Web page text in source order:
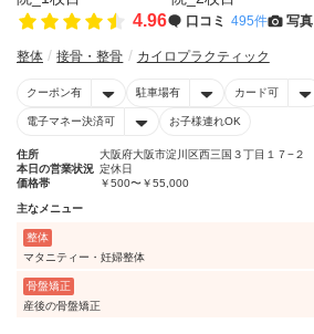
4.96 口コミ 495件 写真
整体 接骨・整骨 カイロプラクティック
クーポン有 駐車場有 カード可
電子マネー決済可 お子様連れOK
住所
大阪府大阪市淀川区西三国３丁目１７−２
本日の営業状況 定休日
価格帯
￥500〜￥55,000
主なメニュー
整体
マタニティー・妊婦整体
骨盤矯正
産後の骨盤矯正